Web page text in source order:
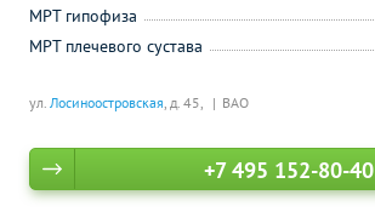
ул. Лосиноостровская, д. 45, ВАО
МРТ гипофиза
МРТ плечевого сустава
+7 495 152-80-40